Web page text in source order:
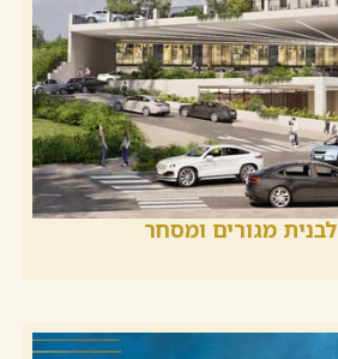
מגורים ומסחר